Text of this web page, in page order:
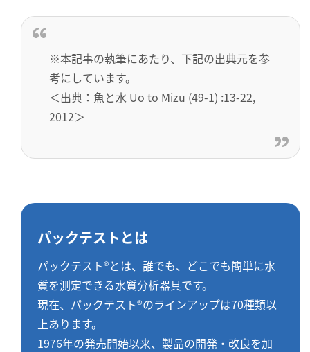
※本記事の執筆にあたり、下記の出典元を参
考にしています。
＜出典：魚と水 Uo to Mizu (49-1) :13-22,
2012＞
パックテストとは
パックテスト®とは、誰でも、どこでも簡単に水
質を測定できる水質分析器具です。
現在、パックテスト®のラインアップは70種類以
上あります。
1976年の発売開始以来、製品の開発・改良を加